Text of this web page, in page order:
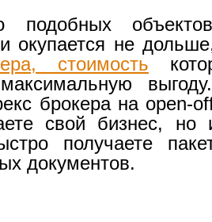
подобных
окупается не
стоимость
брокера на open-
свой бизнес, но
получаете
документов.